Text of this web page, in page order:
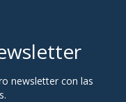
newsletter con las